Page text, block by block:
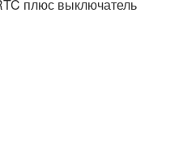
плюс выключатель